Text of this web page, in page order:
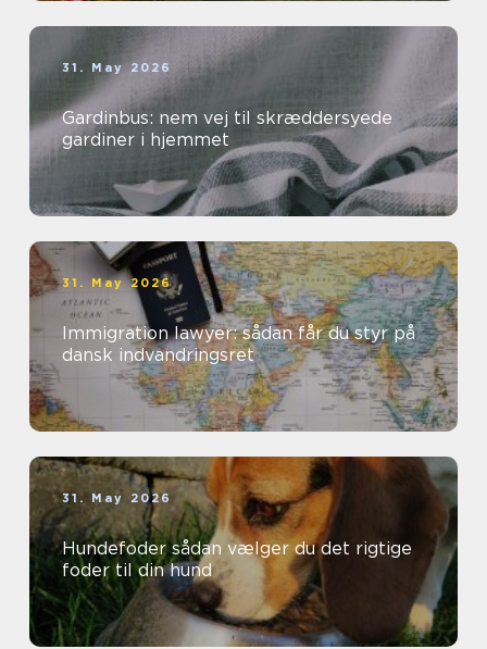
31. May 2026
Gardinbus: nem vej til skræddersyede
gardiner i hjemmet
31. May 2026
Immigration lawyer: sådan får du styr på
dansk indvandringsret
31. May 2026
Hundefoder sådan vælger du det rigtige
foder til din hund